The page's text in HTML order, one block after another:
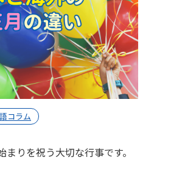
コラム
まりを祝う大切な行事です。